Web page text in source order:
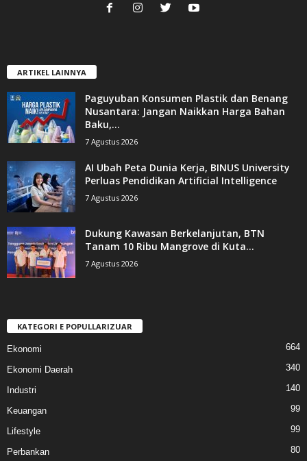
ARTIKEL LAINNYA
Paguyuban Konsumen Plastik dan Benang
Nusantara: Jangan Naikkan Harga Bahan
Baku,...
7 Agustus 2026
AI Ubah Peta Dunia Kerja, BINUS University
Perluas Pendidikan Artificial Intelligence
7 Agustus 2026
Dukung Kawasan Berkelanjutan, BTN
Tanam 10 Ribu Mangrove di Kuta...
7 Agustus 2026
KATEGORI E POPULLARIZUAR
Ekonomi 664
Ekonomi Daerah 340
Industri 140
Keuangan 99
Lifestyle 99
Perbankan 80